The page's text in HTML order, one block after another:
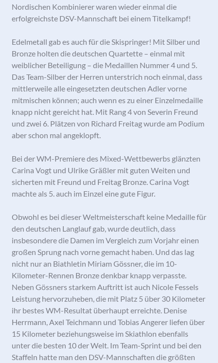
Nordischen Kombinierer waren wieder einmal die
erfolgreichste DSV-Mannschaft bei einem Titelkampf!
Edelmetall gab es auch für die Skispringer! Mit Silber und
Bronze holten die deutschen Quartette – einmal mit
weiblicher Beteiligung – die Medaillen Nummer 4 und 5.
Das Team-Silber der Herren unterstrich noch einmal, dass
mittlerweile alle eingesetzten deutschen Adler vorne
mitmischen können; auch wenn es zu einer Einzelmedaille
knapp nicht gereicht hat. Mit Rang 4 von Severin Freund
und zwei 6. Plätzen von Richard Freitag wurde am Podium
aber schon mal angeklopft.
Bei der WM-Premiere des Mixed-Wettbewerbs glänzten
Carina Vogt und Ulrike Gräßler mit guten Weiten und
sicherten mit Freund und Freitag Bronze. Carina Vogt
machte als 5. auch im Einzel eine gute Figur.
Obwohl es bei dieser Weltmeisterschaft keine Medaille für
den deutschen Langlauf gab, wurde deutlich, dass
insbesondere die Damen im Vergleich zum Vorjahr einen
großen Sprung nach vorne gemacht haben. Und das lag
nicht nur an Biathletin Miriam Gössner, die im 10-
Kilometer-Rennen Bronze denkbar knapp verpasste.
Neben Gössners starkem Auftritt ist auch Nicole Fessels
Leistung hervorzuheben, die mit Platz 5 über 30 Kilometer
ihr bestes WM-Resultat überhaupt erreichte. Denise
Herrmann, Axel Teichmann und Tobias Angerer liefen über
15 Kilometer beziehungsweise im Skiathlon ebenfalls
unter die besten 10 der Welt. Im Team-Sprint und bei den
Staffeln hatte man den DSV-Mannschaften die größten